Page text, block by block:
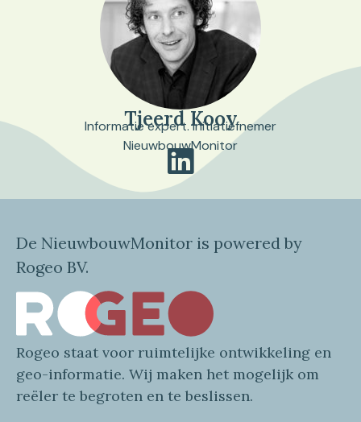
Tjeerd Kooy
Informatie expert. Initiatiefnemer
NieuwbouwMonitor
De NieuwbouwMonitor is powered by
Rogeo BV.
Rogeo staat voor ruimtelijke ontwikkeling en
geo-informatie. Wij maken het mogelijk om
reëler te begroten en te beslissen.